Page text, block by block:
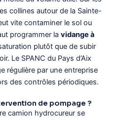
collines autour de la Sainte-
vite contaminer le sol ou
programmer la vidange à
plutôt que de subir
Le SPANC du Pays d’Aix
régulière par une entreprise
des contrôles périodiques.
de pompage ?
camion hydrocureur se